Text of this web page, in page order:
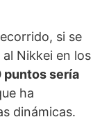
si se
Nikkei en los
puntos sería
ha
dinámicas.